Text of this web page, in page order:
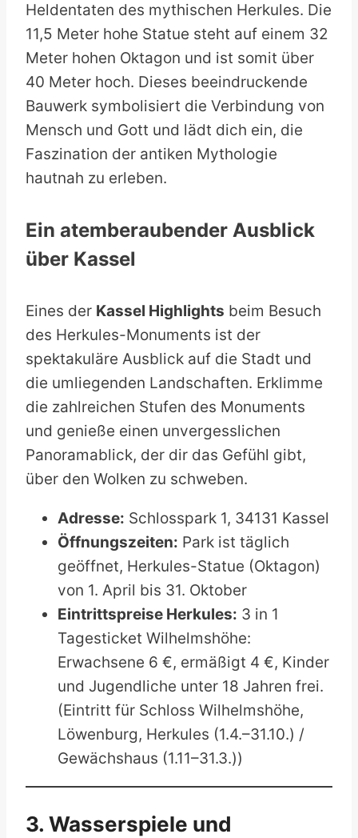
Heldentaten des mythischen Herkules. Die
11,5 Meter hohe Statue steht auf einem 32
Meter hohen Oktagon und ist somit über
40 Meter hoch. Dieses beeindruckende
Bauwerk symbolisiert die Verbindung von
Mensch und Gott und lädt dich ein, die
Faszination der antiken Mythologie
hautnah zu erleben.
Ein atemberaubender Ausblick
über Kassel
Eines der Kassel Highlights beim Besuch
des Herkules-Monuments ist der
spektakuläre Ausblick auf die Stadt und
die umliegenden Landschaften. Erklimme
die zahlreichen Stufen des Monuments
und genieße einen unvergesslichen
Panoramablick, der dir das Gefühl gibt,
über den Wolken zu schweben.
Adresse: Schlosspark 1, 34131 Kassel
Öffnungszeiten: Park ist täglich
geöffnet, Herkules-Statue (Oktagon)
von 1. April bis 31. Oktober
Eintrittspreise Herkules: 3 in 1
Tagesticket Wilhelmshöhe:
Erwachsene 6 €, ermäßigt 4 €, Kinder
und Jugendliche unter 18 Jahren frei.
(Eintritt für Schloss Wilhelmshöhe,
Löwenburg, Herkules (1.4.–31.10.) /
Gewächshaus (1.11–31.3.))
3. Wasserspiele und